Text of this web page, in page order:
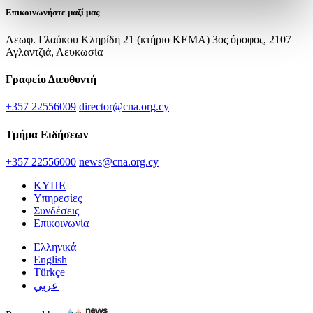
Επικοινωνήστε μαζί μας
Λεωφ. Γλαύκου Κληρίδη 21 (κτήριο ΚΕΜΑ) 3ος όροφος, 2107
Αγλαντζιά, Λευκωσία
Γραφείο Διευθυντή
+357 22556009 director@cna.org.cy
Τμήμα Ειδήσεων
+357 22556000 news@cna.org.cy
ΚΥΠΕ
Υπηρεσίες
Συνδέσεις
Επικοινωνία
Ελληνικά
English
Türkçe
عربي